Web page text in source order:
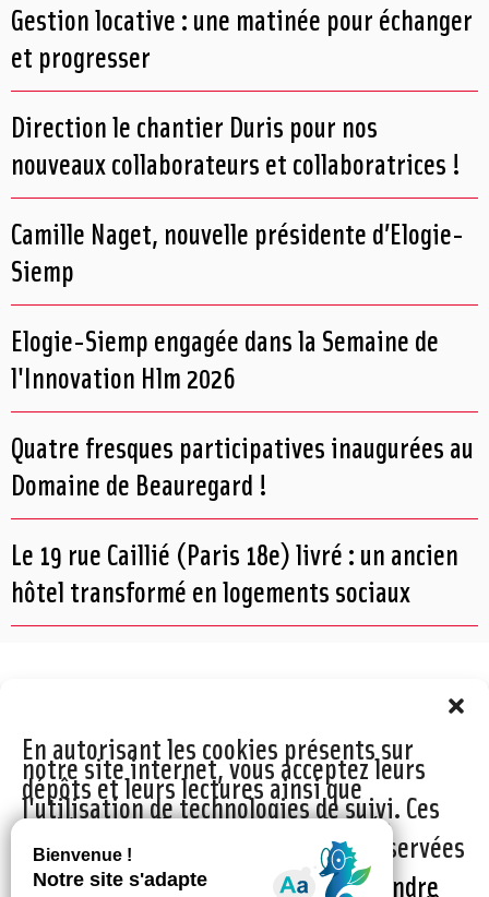
En autorisant les cookies présents sur
notre site internet, vous acceptez leurs
dépôts et leurs lectures ainsi que
l'utilisation de technologies de suivi. Ces
cookies ne collectent aucune donnée
personnelle et les informations conservées
ne peuvent être utilisées à des fins
commerciales.Cliquez ici afin de prendre
Gestion locative : une matinée pour échanger
et progresser
Direction le chantier Duris pour nos
nouveaux collaborateurs et collaboratrices !
Camille Naget, nouvelle présidente d’Elogie-
Siemp
Elogie-Siemp engagée dans la Semaine de
l'Innovation Hlm 2026
Quatre fresques participatives inaugurées au
Domaine de Beauregard !
Le 19 rue Caillié (Paris 18e) livré : un ancien
hôtel transformé en logements sociaux